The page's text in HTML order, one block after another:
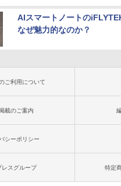
AIスマートノートの
なぜ魅力的なのか？
ご利用について
載のご案内
シーポリシー
レスグループ 特定